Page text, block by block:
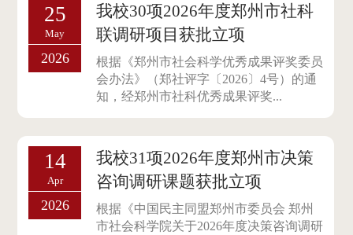
25
May
2026
我校30项2026年度郑州市社科
联调研项目获批立项
根据《郑州市社会科学优秀成果评奖委员
会办法》（郑社评字〔2026〕4号）的通
知，经郑州市社科优秀成果评奖...
14
Apr
2026
我校31项2026年度郑州市决策
咨询调研课题获批立项
根据《中国民主同盟郑州市委员会 郑州
市社会科学院关于2026年度决策咨询调研